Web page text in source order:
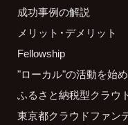
成功事例の解説
メリット・デメリット
Fellowship
"ローカル"の活動を始
ふるさと納税型クラウ
東京都クラウドファン